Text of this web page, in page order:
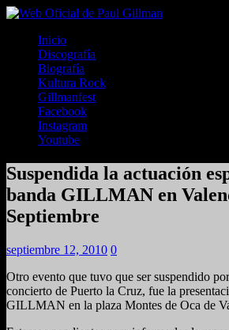
Inicio
Discografía
Biografía
Kultura Rock
Gillmanfest
Facebook
Instagram
Youtube
Suspendida la actuación
banda GILLMAN en
Septiembre
septiembre 12, 2010 0
Otro evento que tuvo que ser suspendido
concierto de Puerto la Cruz, fue la
GILLMAN en la plaza Montes de Oca de